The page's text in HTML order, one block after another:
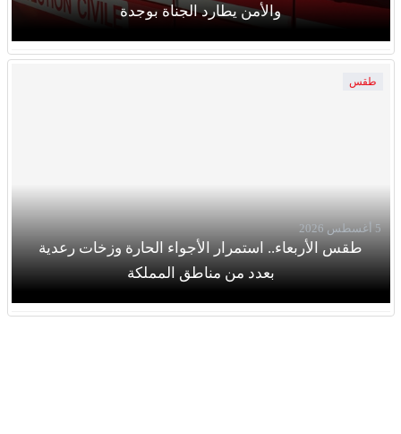
والأمن يطارد الجناة بوجدة
طقس
طقس الأربعاء.. استمرار الأجواء الحارة وزخات رعدية
بعدد من مناطق المملكة
5 أغسطس 2026